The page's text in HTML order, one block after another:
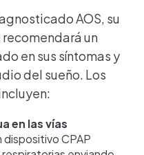
AOS, su
un
en sus síntomas y
del sueño. Los
en las vías
dispositivo CPAP